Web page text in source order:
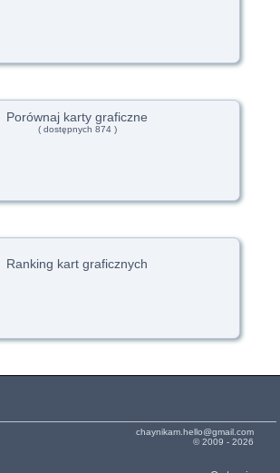
Porównaj karty graficzne
( dostępnych 874 )
Ranking kart graficznych
chaynikam.hello@gmail.com
© 2009 - 2026